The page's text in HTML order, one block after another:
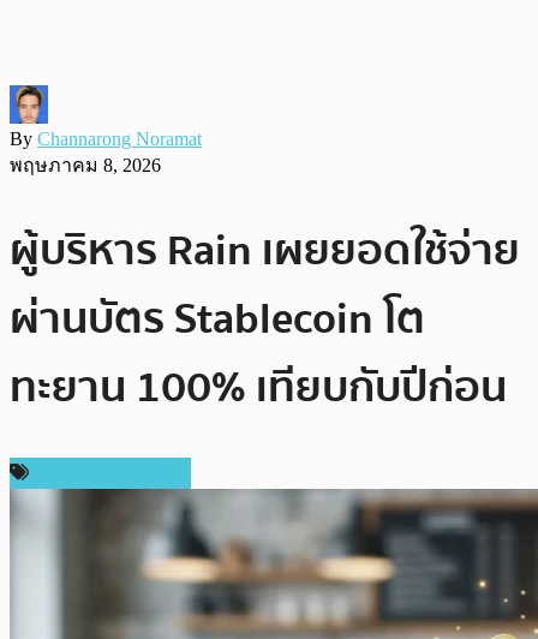
By Channarong Noramat
พฤษภาคม 8, 2026
ผู้บริหาร Rain เผยยอดใช้จ่าย
ผ่านบัตร Stablecoin โต
ทะยาน 100% เทียบกับปีก่อน